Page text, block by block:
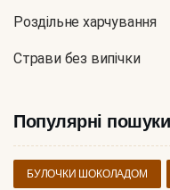
Роздільне харчування
Страви без випічки
Популярні пошуки
БУЛОЧКИ ШОКОЛАДОМ